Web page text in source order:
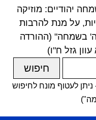
יהודיים: מוזיקה
על מנת להרבות
בשמחה" (ההורדה
גזל ח"ו)
לעטוף מונח לחיפוש